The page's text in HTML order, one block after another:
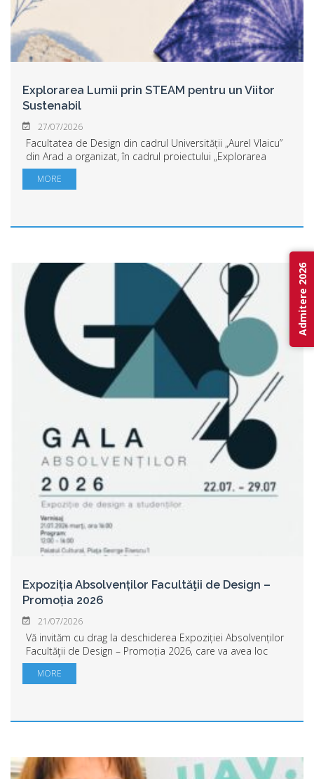
Explorarea Lumii prin STEAM pentru un Viitor
Sustenabil
27/07/2026
Facultatea de Design din cadrul Universității „Aurel Vlaicu”
din Arad a organizat, în cadrul proiectului „Explorarea
Lumii prin STEAM pentru un Viitor Sustenabil”, două
ateliere experimentale dedicate...
MORE
Expoziția Absolvenților Facultăţii de Design –
Promoția 2026
21/07/2026
Vă invităm cu drag la deschiderea Expoziției Absolvenților
Facultăţii de Design – Promoția 2026, care va avea loc
marți, 21 iulie, la ora 16:00. Veniți să descoperiți
proiectele și creațiile noii gen...
MORE
Admitere 2026